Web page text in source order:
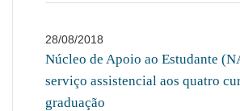
28/08/2018
Núcleo de Apoio ao Estudante
serviço assistencial aos quatro
graduação